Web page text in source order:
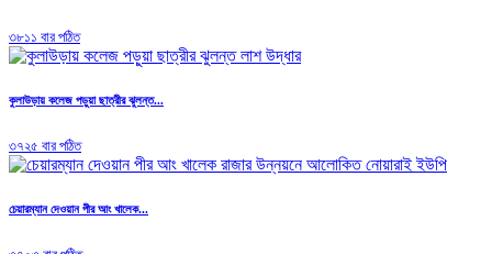
৩৮১১ বার পঠিত
কুলাউড়ায় কলেজ পড়ুয়া ছাত্রীর ঝুলন্ত...
৩৭২৫ বার পঠিত
চেয়ারম্যান দেওয়ান পীর আং খালেক...